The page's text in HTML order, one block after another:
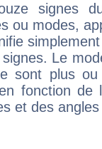
signes
ou modes,
Le
sont plus
fonction de
et des